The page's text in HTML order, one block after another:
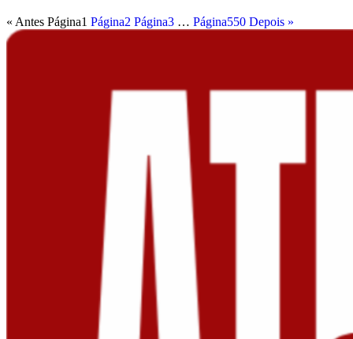
« Antes Página1 Página2 Página3 … Página550 Depois »